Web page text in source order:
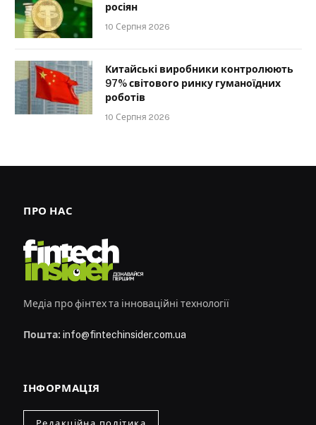
росіян
10 Серпня 2026
Китайські виробники контролюють
97% світового ринку гуманоїдних
роботів
10 Серпня 2026
ПРО НАС
Медіа про фінтех та інноваційні технології
Пошта: info@fintechinsider.com.ua
ІНФОРМАЦІЯ